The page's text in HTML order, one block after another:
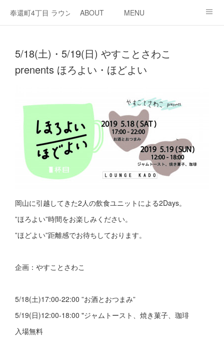
奉還町4丁目 ラウンジ・カド
ABOUT MENU
5/18(土)・5/19(日) やすことさわこ
prenents ほろよい・ほどよい
岡山に引越してきた2人の飲食ユニットによる2Days。
”ほろよい”時間をお楽しみください。
”ほどよい”距離感でお待ちしております。
企画：やすことさわこ
5/18(土)17:00-22:00 ”お酒とおつまみ”
5/19(日)12:00-18:00 "ジャムトースト、焼き菓子、珈琲
入場無料